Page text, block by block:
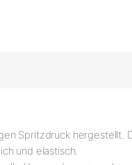
Spritzdruck
und elastisch.